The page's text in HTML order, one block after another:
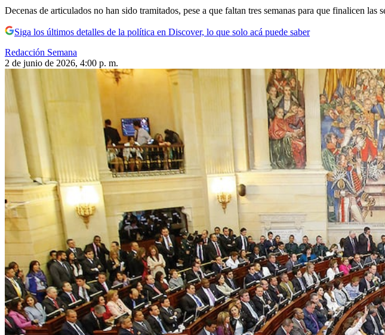
Decenas de articulados no han sido tramitados, pese a que faltan tres semanas para que finalicen las
Siga los últimos detalles de la política en Discover, lo que solo acá puede saber
Redacción Semana
2 de junio de 2026, 4:00 p. m.